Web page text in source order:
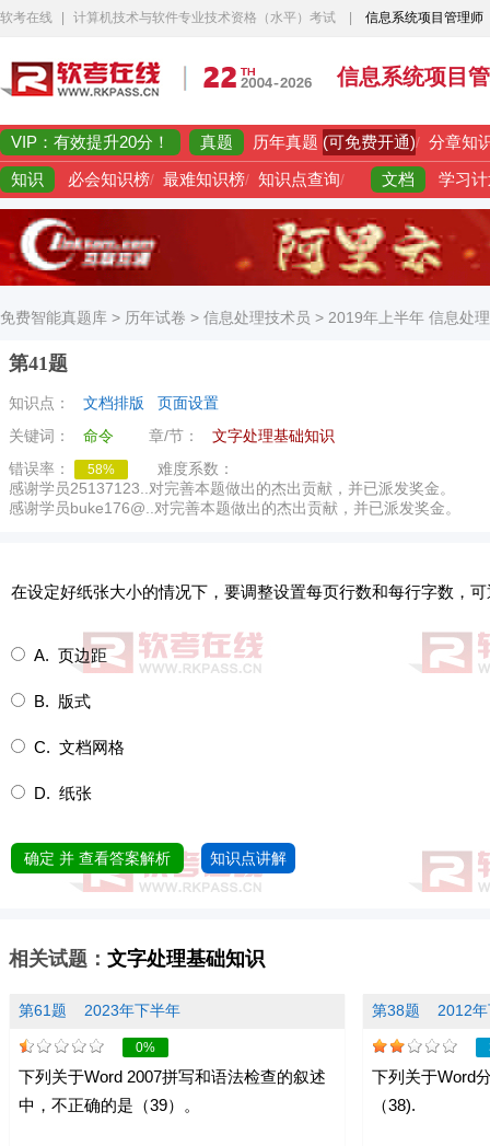
软考在线 计算机技术与软件专业技术资格（水平）考试 信息系统项目管理师
信息系统项目
VIP：有效提升20分！ 真题 历年真题 (可免费开通)/ 分章知
知识 必会知识榜/ 最难知识榜/ 知识点查询/ 文档 学习
免费智能真题库 > 历年试卷 > 信息处理技术员 > 2019年上半年 信息处
第41题
知识点： 文档排版
页面设置
关键词：
命令 章/节：
文字处理基础知识
错误率：
58%
难度系数：
感谢学员25137123..对完善本题做出的杰出贡献，并已派发奖金。
感谢学员buke176@..对完善本题做出的杰出贡献，并已派发奖金。
在设定好纸张大小的情况下，要调整设置每页行数和每行字数，
A. 页边距
B. 版式
C. 文档网格
D. 纸张
确定 并 查看答案解析 知识点讲解
相关试题： 文字处理基础知识
第61题 2023年下半年
0%
下列关于Word 2007拼写和语法检查的叙述
中，不正确的是（39）。
第38题 2012
下列关于Word
（38).